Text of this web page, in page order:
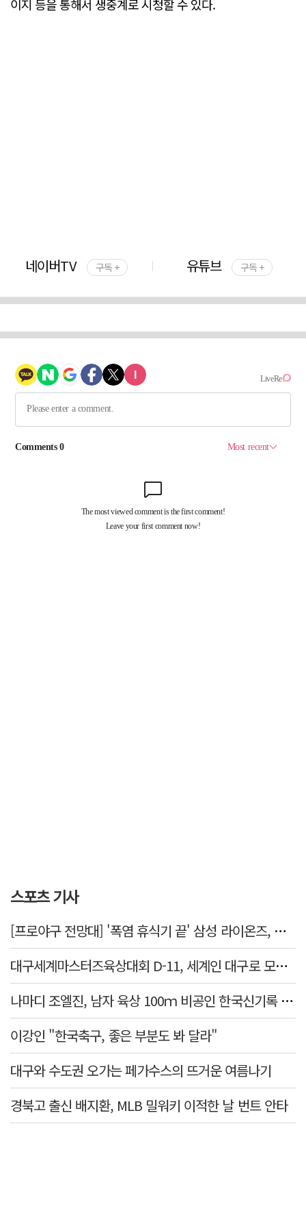
이지 등을 통해서 생중계로 시청할 수 있다.
네이버TV 구독 + 유튜브 구독 +
스포츠 기사
[프로야구 전망대] '폭염 휴식기 끝' 삼성 라이온즈, 선두 탈환 시동 걸까
대구세계마스터즈육상대회 D-11, 세계인 대구로 모인다
나마디 조엘진, 남자 육상 100ｍ 비공인 한국신기록 타이 작성
이강인 "한국축구, 좋은 부분도 봐 달라"
대구와 수도권 오가는 페가수스의 뜨거운 여름나기
경북고 출신 배지환, MLB 밀워키 이적한 날 번트 안타